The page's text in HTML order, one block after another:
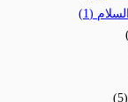
(1)
(5)